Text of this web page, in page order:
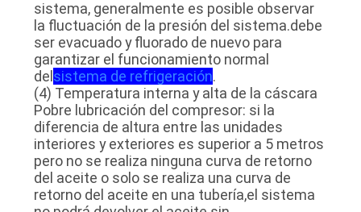
sistema, generalmente es posible observar
la fluctuación de la presión del sistema.debe
ser evacuado y fluorado de nuevo para
garantizar el funcionamiento normal
delsistema de refrigeración.
(4) Temperatura interna y alta de la cáscara
Pobre lubricación del compresor: si la
diferencia de altura entre las unidades
interiores y exteriores es superior a 5 metros
pero no se realiza ninguna curva de retorno
del aceite o solo se realiza una curva de
retorno del aceite en una tubería,el sistema